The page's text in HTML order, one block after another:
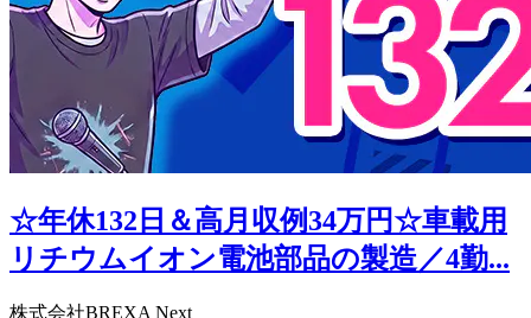
☆年休132日＆高月収例34万円☆車載用
リチウムイオン電池部品の製造／4勤...
株式会社BREXA Next